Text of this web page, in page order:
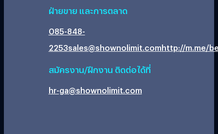
ฝ่ายขาย และการตลาด
085-848-
2253sales@shownolimit.comhttp://m.me/
สมัครงาน/ฝึกงาน ติดต่อได้ที่
hr-ga@shownolimit.com